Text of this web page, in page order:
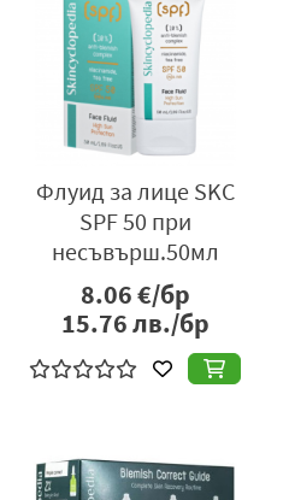
Флуид за лице SKC
SPF 50 при
несъвърш.50мл
8.06€/бр
15.76лв./бр